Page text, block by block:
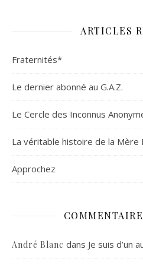
ARTICLES
Fraternités*
Le dernier abonné au G.A.Z.
Le Cercle des Inconnus
La véritable histoire de la Mère
Approchez
André Blanc dans Je suis d’un